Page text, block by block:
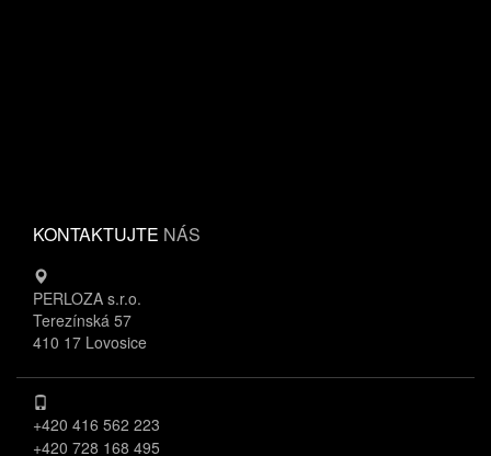
KONTAKTUJTE NÁS
PERLOZA s.r.o.
Terezínská 57
410 17 Lovosice
+420 416 562 223
+420 728 168 495